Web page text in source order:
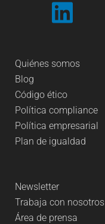
Quiénes somos
Blog
Código ético
Política compliance
Política empresarial
Plan de igualdad
Newsletter
Trabaja con nosotros
Área de prensa